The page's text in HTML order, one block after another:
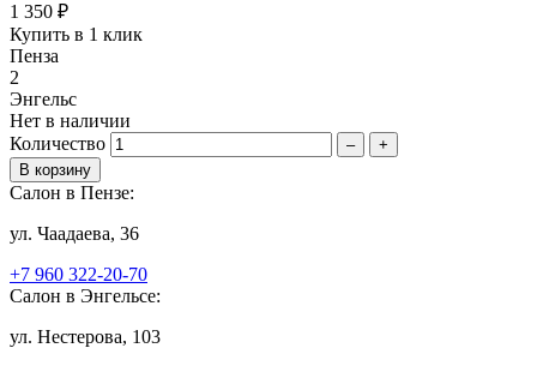
1 350 ₽
Купить в 1 клик
Пенза
2
Энгельс
Нет в наличии
Количество
– +
Салон в Пензе:
ул. Чаадаева, 36
+7 960 322-20-70
Салон в Энгельсе:
ул. Нестерова, 103